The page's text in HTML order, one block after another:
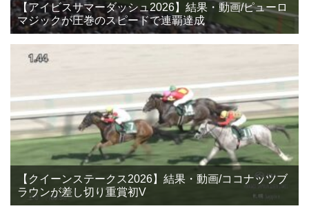
【アイビスサマーダッシュ2026】結果・動画/ピューロ
マジックが圧巻のスピードで連覇達成
【クイーンステークス2026】結果・動画/ココナッツブ
ラウンが差し切り重賞初V